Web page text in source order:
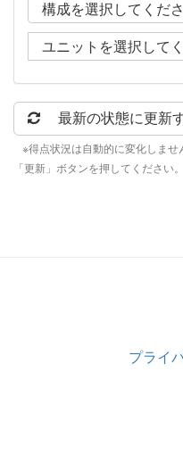
構成を選択してくだ
ユニットを選択して
最新の状態に更新
※得点状況は自動的に変化しませ
「更新」ボタンを押してください。
プライ